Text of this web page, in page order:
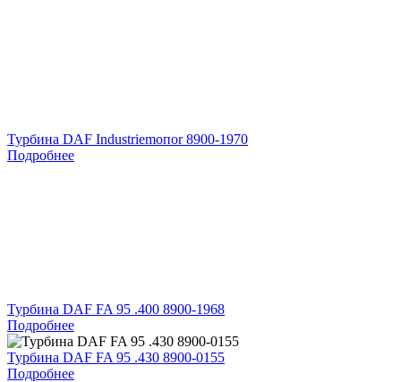
Турбина DAF Industriemoпоr 8900-1970
Подробнее
Турбина DAF FA 95 .400 8900-1968
Подробнее
Турбина DAF FA 95 .430 8900-0155
Подробнее